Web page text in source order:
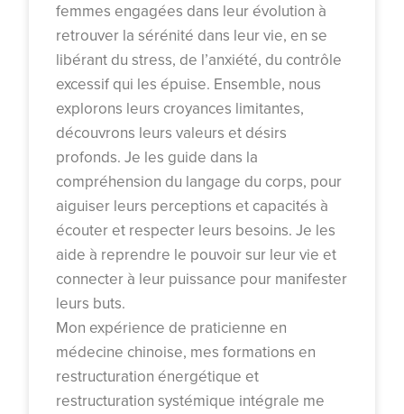
femmes engagées dans leur évolution à
retrouver la sérénité dans leur vie, en se
libérant du stress, de l’anxiété, du contrôle
excessif qui les épuise. Ensemble, nous
explorons leurs croyances limitantes,
découvrons leurs valeurs et désirs
profonds. Je les guide dans la
compréhension du langage du corps, pour
aiguiser leurs perceptions et capacités à
écouter et respecter leurs besoins. Je les
aide à reprendre le pouvoir sur leur vie et
connecter à leur puissance pour manifester
leurs buts.
Mon expérience de praticienne en
médecine chinoise, mes formations en
restructuration énergétique et
restructuration systémique intégrale me